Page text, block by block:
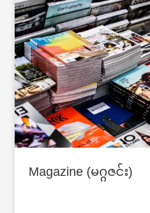
Magazine (မဂ္ဂဇင်း)